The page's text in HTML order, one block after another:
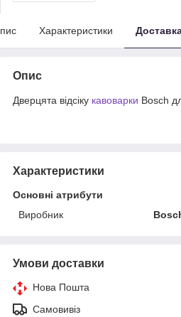
Характеристики
Опис
Дверцята відсіку кавоварки Bosch
Характеристики
Основні атрибути
Виробник
Умови доставки
Нова Пошта
Самовивіз